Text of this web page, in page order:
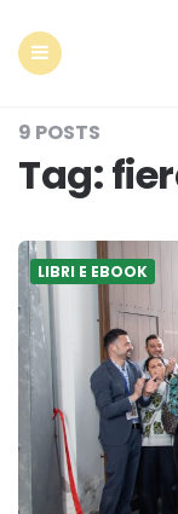
9 POSTS
Tag:
LIBRI E EBOOK